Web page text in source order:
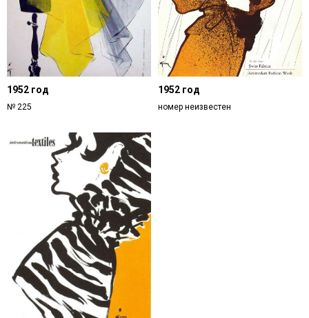
1952 год
№ 225
1952 год
номер неизвестен